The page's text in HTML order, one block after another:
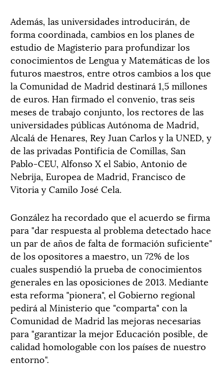
Además, las universidades introducirán, de
forma coordinada, cambios en los planes de
estudio de Magisterio para profundizar los
conocimientos de Lengua y Matemáticas de los
futuros maestros, entre otros cambios a los que
la Comunidad de Madrid destinará 1,5 millones
de euros. Han firmado el convenio, tras seis
meses de trabajo conjunto, los rectores de las
universidades públicas Autónoma de Madrid,
Alcalá de Henares, Rey Juan Carlos y la UNED, y
de las privadas Pontificia de Comillas, San
Pablo-CEU, Alfonso X el Sabio, Antonio de
Nebrija, Europea de Madrid, Francisco de
Vitoria y Camilo José Cela.
González ha recordado que el acuerdo se firma
para "dar respuesta al problema detectado hace
un par de años de falta de formación suficiente"
de los opositores a maestro, un 72% de los
cuales suspendió la prueba de conocimientos
generales en las oposiciones de 2013. Mediante
esta reforma "pionera", el Gobierno regional
pedirá al Ministerio que "comparta" con la
Comunidad de Madrid las mejoras necesarias
para "garantizar la mejor Educación posible, de
calidad homologable con los países de nuestro
entorno".